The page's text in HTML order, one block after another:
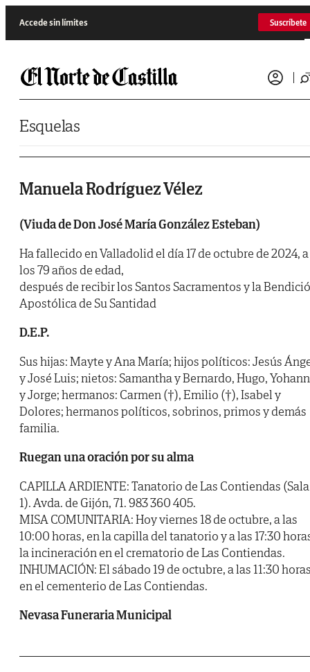
Accede sin límites Suscríbete
Esquelas
Manuela Rodríguez Vélez
(Viuda de Don José María González Esteban)
Ha fallecido en Valladolid el día 17 de octubre de 2024, a
los 79 años de edad,
después de recibir los Santos Sacramentos y la
Apostólica de Su Santidad
D.E.P.
Sus hijas: Mayte y Ana María; hijos políticos: Jesús
y José Luis; nietos: Samantha y Bernardo, Hugo,
y Jorge; hermanos: Carmen (†), Emilio (†), Isabel y
Dolores; hermanos políticos, sobrinos, primos y demás
familia.
Ruegan una oración por su alma
CAPILLA ARDIENTE: Tanatorio de Las Contiendas (Sala
1). Avda. de Gijón, 71. 983 360 405.
MISA COMUNITARIA: Hoy viernes 18 de octubre, a las
10:00 horas, en la capilla del tanatorio y a las 17:30
la incineración en el crematorio de Las Contiendas.
INHUMACIÓN: El sábado 19 de octubre, a las 11:30
en el cementerio de Las Contiendas.
Nevasa Funeraria Municipal